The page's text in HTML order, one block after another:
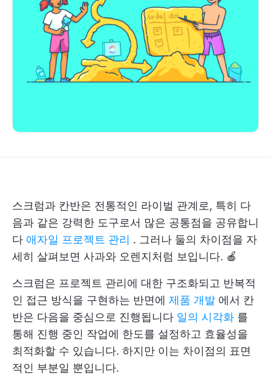
스크럼과 칸반은 전통적인 라이벌 관계로, 특히 다
음과 같은 강력한 도구로서 많은 공통점을 공유합니
다 애자일 프로젝트 관리 . 그러나 둘의 차이점을 자
세히 살펴보면 사과와 오렌지처럼 보입니다. 🍎
스크럼은 프로젝트 관리에 대한 구조화되고 반복적
인 접근 방식을 구현하는 반면에 제품 개발 에서 칸
반은 다음을 중심으로 진행됩니다 일의 시각화 를
통해 진행 중인 작업에 한도를 설정하고 효율성을
최적화할 수 있습니다. 하지만 이는 차이점의 표면
적인 부분일 뿐입니다.